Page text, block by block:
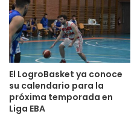
El LogroBasket ya conoce
su calendario para la
próxima temporada en
Liga EBA